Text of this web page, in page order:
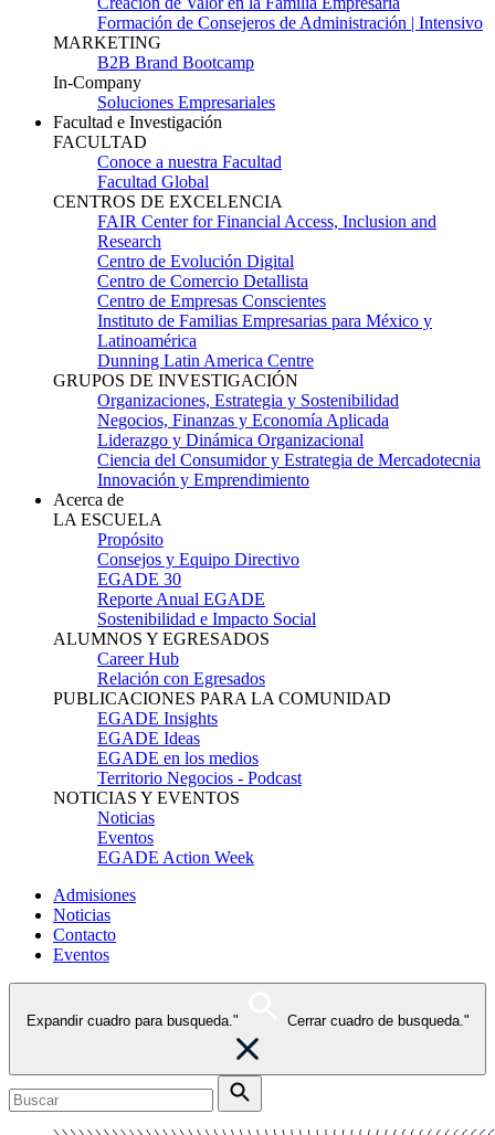
Formación de Consejeros de Administración | Intensivo
MARKETING
B2B Brand Bootcamp
In-Company
Soluciones Empresariales
Facultad e Investigación
FACULTAD
Conoce a nuestra Facultad
Facultad Global
CENTROS DE EXCELENCIA
FAIR Center for Financial Access, Inclusion and
Research
Centro de Evolución Digital
Centro de Comercio Detallista
Centro de Empresas Conscientes
Instituto de Familias Empresarias para México y
Latinoamérica
Dunning Latin America Centre
GRUPOS DE INVESTIGACIÓN
Organizaciones, Estrategia y Sostenibilidad
Negocios, Finanzas y Economía Aplicada
Liderazgo y Dinámica Organizacional
Ciencia del Consumidor y Estrategia de Mercadotecnia
Innovación y Emprendimiento
Acerca de
LA ESCUELA
Propósito
Consejos y Equipo Directivo
EGADE 30
Reporte Anual EGADE
Sostenibilidad e Impacto Social
ALUMNOS Y EGRESADOS
Career Hub
Relación con Egresados
PUBLICACIONES PARA LA COMUNIDAD
EGADE Insights
EGADE Ideas
EGADE en los medios
Territorio Negocios - Podcast
NOTICIAS Y EVENTOS
Noticias
Eventos
EGADE Action Week
Admisiones
Noticias
Contacto
Eventos
Expandir cuadro para busqueda." Cerrar cuadro de busqueda."